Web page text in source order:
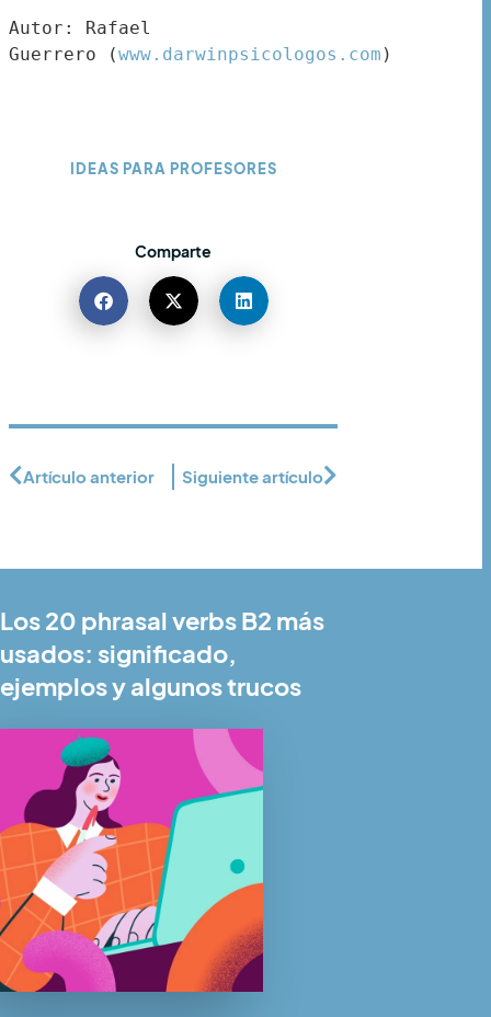
Autor: Rafael
Guerrero (www.darwinpsicologos.com )
IDEAS PARA PROFESORES
Comparte
Artículo anterior Siguiente artículo
Los 20 phrasal verbs B2 más
usados: significado,
ejemplos y algunos trucos